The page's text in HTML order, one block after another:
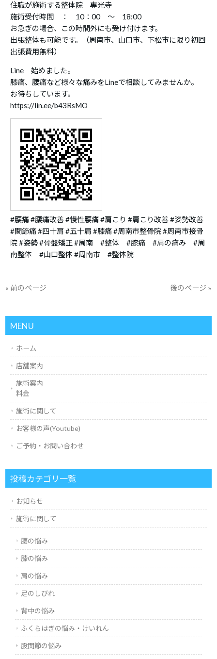
住職が施術する整体院 專光寺
施術受付時間 ： 10：00 ～ 18:00
お急ぎの場合、この時間外にも受け付けます。
出張整体も可能です。（周南市、山口市、下松市に限り初回
出張費用無料）
Line 始めました。
膝痛、腰痛など様々な痛みをLineで相談してみませんか。
お待ちしています。
https://lin.ee/b43RsMO
#腰痛 #腰痛改善 #慢性腰痛 #肩こり #肩こり改善 #姿勢改善
#関節痛 #四十肩 #五十肩 #膝痛 #周南市整骨院 #周南市接骨
院 #姿勢 #骨盤矯正 #周南 #整体 #膝痛 #肩の痛み #周
南整体 #山口整体 #周南市 #整体院
« 前のページ 後のページ »
MENU
ホーム
店舗案内
施術案内
料金
施術に関して
お客様の声(Youtube)
ご予約・お問い合わせ
投稿カテゴリ一覧
お知らせ
施術に関して
腰の悩み
膝の悩み
肩の悩み
足のしびれ
背中の悩み
ふくらはぎの悩み・けいれん
股関節の悩み